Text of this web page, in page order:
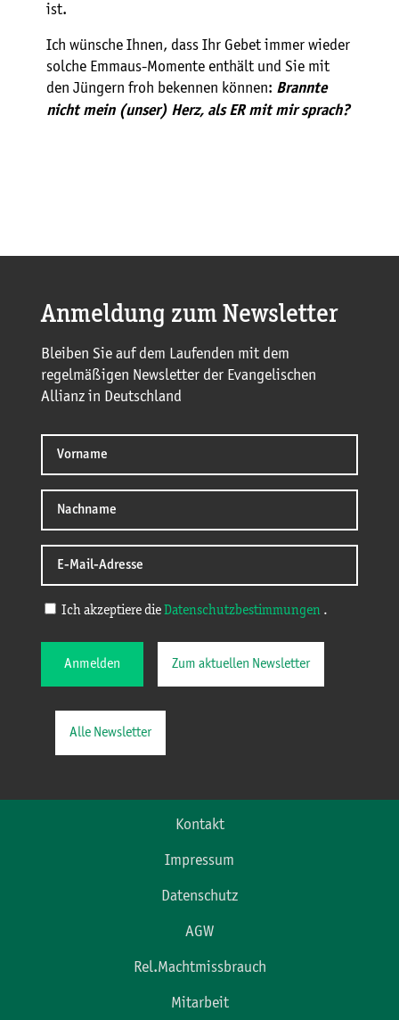
ist.
Ich wünsche Ihnen, dass Ihr Gebet immer wieder
solche Emmaus-Momente enthält und Sie mit
den Jüngern froh bekennen können: Brannte
nicht mein (unser) Herz, als ER mit mir sprach?
Anmeldung zum Newsletter
Bleiben Sie auf dem Laufenden mit dem
regelmäßigen Newsletter der Evangelischen
Allianz in Deutschland
Ich akzeptiere die Datenschutzbestimmungen .
Anmelden Zum aktuellen Newsletter
Alle Newsletter
Kontakt
Impressum
Datenschutz
AGW
Rel.Machtmissbrauch
Mitarbeit